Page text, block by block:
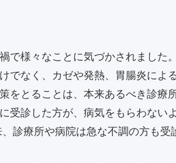
で様々なことに気づかされました。
でなく、カゼや発熱、胃腸炎によ
をとることは、本来あるべき診療
受診した方が、病気をもらわない
診療所や病院は急な不調の方も受